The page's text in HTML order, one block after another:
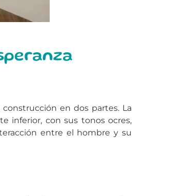
en dos partes. La
inferior, con sus tonos ocres,
entre el hombre y su